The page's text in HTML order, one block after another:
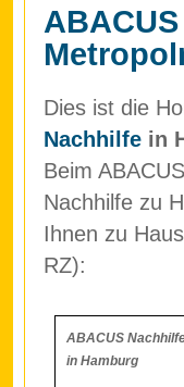
Dies ist die
Nachhilfe in
Beim
Nachhilfe zu
Ihnen zu
RZ):
ABACUS
in Hamburg